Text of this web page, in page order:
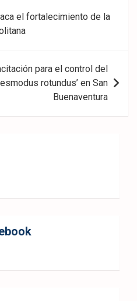
el fortalecimiento de la
para el control del
rotundus’ en San
Buenaventura